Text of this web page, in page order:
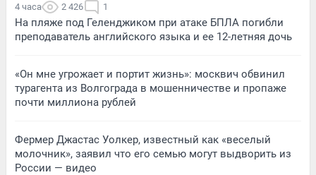
4 часа 2 426 1
На пляже под Геленджиком при атаке БПЛА погибли
преподаватель английского языка и ее 12-летняя дочь
«Он мне угрожает и портит жизнь»: москвич обвинил
турагента из Волгограда в мошенничестве и пропаже
почти миллиона рублей
Фермер Джастас Уолкер, известный как «веселый
молочник», заявил что его семью могут выдворить из
России — видео